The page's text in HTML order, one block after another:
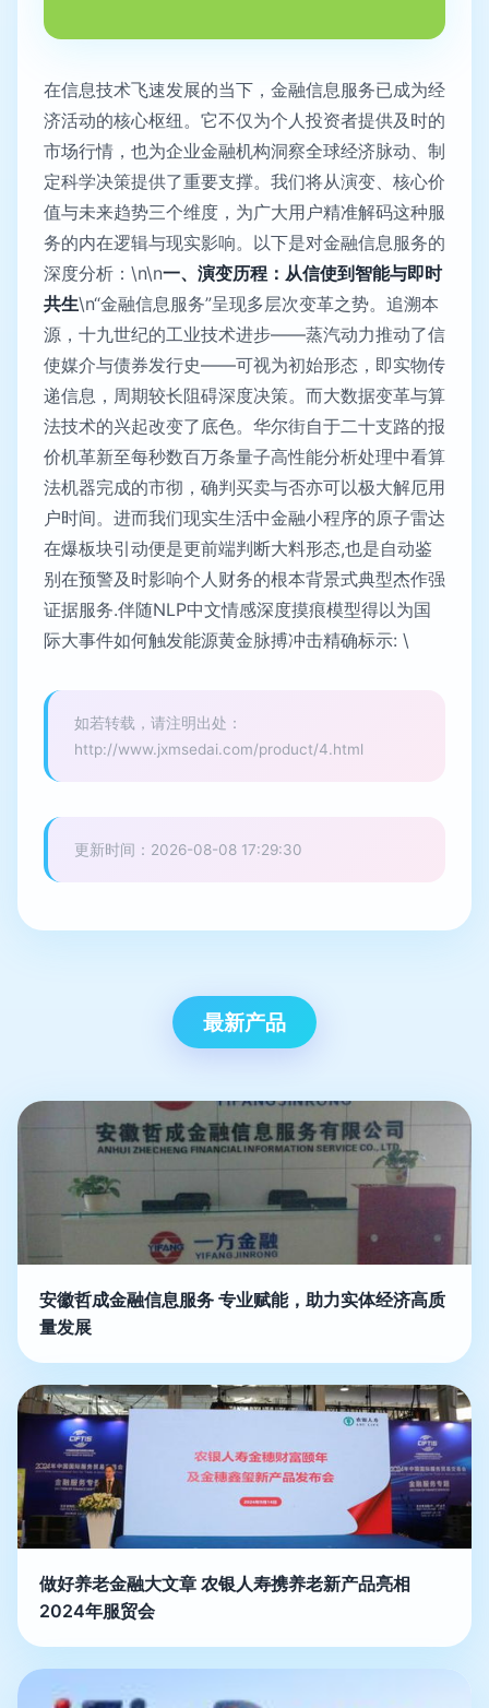
在信息技术飞速发展的当下，金融信息服务已成为经
济活动的核心枢纽。它不仅为个人投资者提供及时的
市场行情，也为企业金融机构洞察全球经济脉动、制
定科学决策提供了重要支撑。我们将从演变、核心价
值与未来趋势三个维度，为广大用户精准解码这种服
务的内在逻辑与现实影响。以下是对金融信息服务的
深度分析：\n\n一、演变历程：从信使到智能与即时
共生\n“金融信息服务”呈现多层次变革之势。追溯本
源，十九世纪的工业技术进步——蒸汽动力推动了信
使媒介与债券发行史——可视为初始形态，即实物传
递信息，周期较长阻碍深度决策。而大数据变革与算
法技术的兴起改变了底色。华尔街自于二十支路的报
价机革新至每秒数百万条量子高性能分析处理中看算
法机器完成的市彻，确判买卖与否亦可以极大解厄用
户时间。进而我们现实生活中金融小程序的原子雷达
在爆板块引动便是更前端判断大料形态,也是自动鉴
别在预警及时影响个人财务的根本背景式典型杰作强
证据服务.伴随NLP中文情感深度摸痕模型得以为国
际大事件如何触发能源黄金脉搏冲击精确标示: \
如若转载，请注明出处：
http://www.jxmsedai.com/product/4.html
更新时间：2026-08-08 17:29:30
最新产品
安徽哲成金融信息服务 专业赋能，助力实体经济高质
量发展
做好养老金融大文章 农银人寿携养老新产品亮相
2024年服贸会